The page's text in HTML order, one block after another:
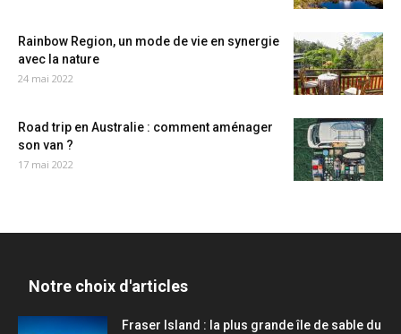
Rainbow Region, un mode de vie en synergie
avec la nature
24 mai 2022
Road trip en Australie : comment aménager
son van ?
17 mai 2022
Notre choix d'articles
Fraser Island : la plus grande île de sable du